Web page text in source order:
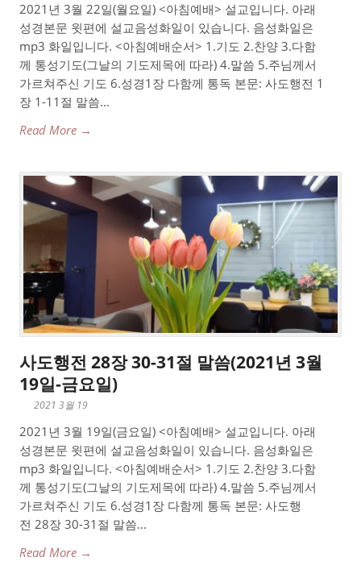
2021년 3월 22일(월요일) <아침예배> 설교입니다. 아래
성경본문 윗편에 설교음성화일이 있습니다. 음성화일은
mp3 화일입니다. <아침예배순서> 1.기도 2.찬양 3.다함
께 통성기도(그날의 기도제목에 따라) 4.말씀 5.주님께서
가르쳐주신 기도 6.성경1장 다함께 통독 본문: 사도행전 1
장 1-11절 말씀...
Read More →
사도행전 28장 30-31절 말씀(2021년 3월
19일-금요일)
2021 3월 19
2021년 3월 19일(금요일) <아침예배> 설교입니다. 아래
성경본문 윗편에 설교음성화일이 있습니다. 음성화일은
mp3 화일입니다. <아침예배순서> 1.기도 2.찬양 3.다함
께 통성기도(그날의 기도제목에 따라) 4.말씀 5.주님께서
가르쳐주신 기도 6.성경1장 다함께 통독 본문: 사도행
전 28장 30-31절 말씀...
Read More →